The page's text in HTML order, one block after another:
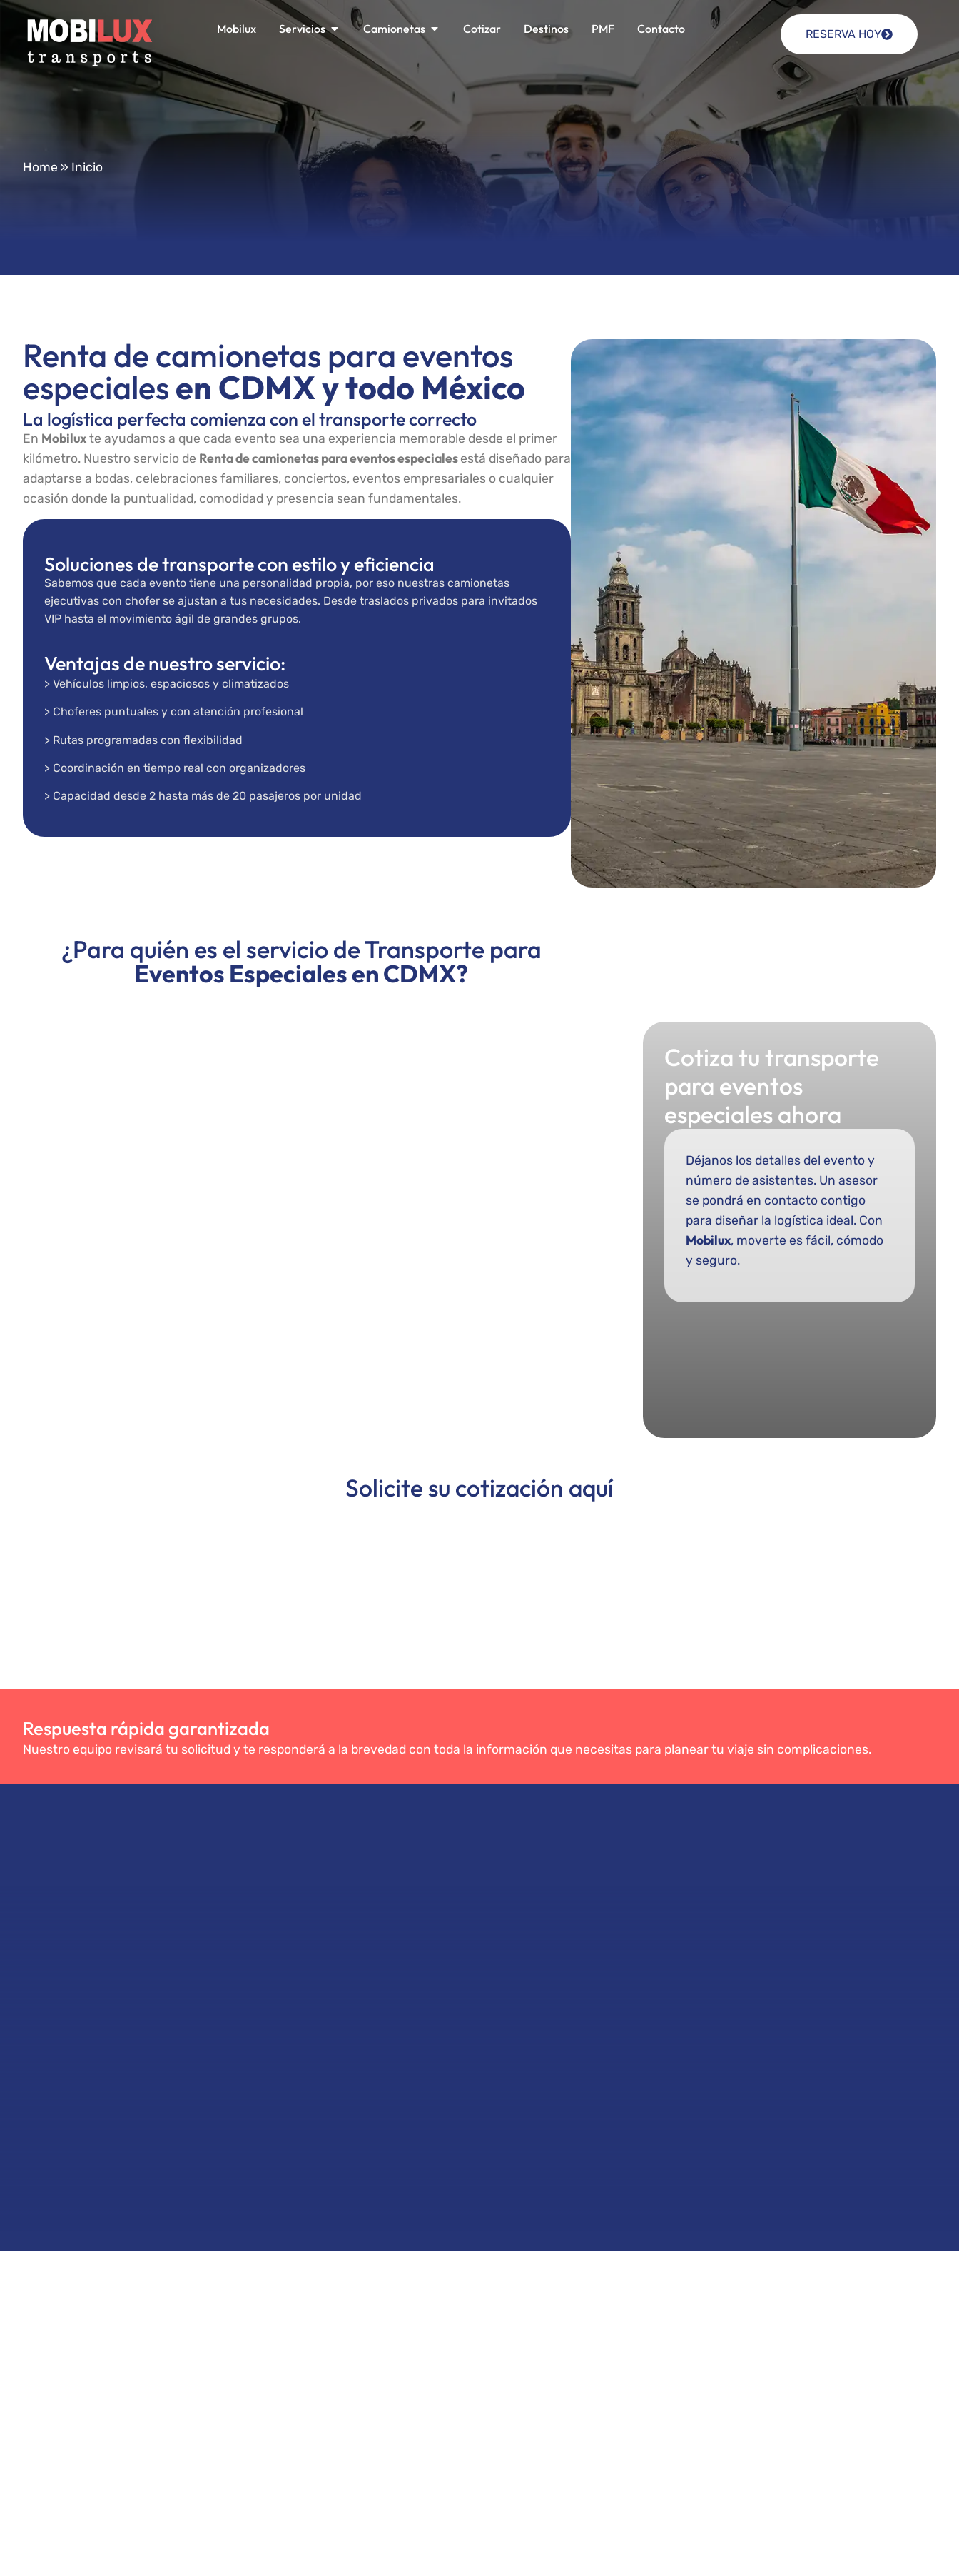
Mobilux Servicios Camionetas Cotizar Destinos PMF Contacto RESERVA HOY
Home » Inicio
Renta de camionetas para eventos
especialesen CDMX y todo México
La logística perfecta comienza con el transporte correcto
En Mobilux te ayudamos a que cada evento sea una experiencia memorable desde el primer
kilómetro. Nuestro servicio de Renta de camionetas para eventos especiales está diseñado para
adaptarse a bodas, celebraciones familiares, conciertos, eventos empresariales o cualquier
ocasión donde la puntualidad, comodidad y presencia sean fundamentales.
Soluciones de transporte con estilo y eficiencia
Sabemos que cada evento tiene una personalidad propia, por eso nuestras camionetas
ejecutivas con chofer se ajustan a tus necesidades. Desde traslados privados para invitados
VIP hasta el movimiento ágil de grandes grupos.
Ventajas de nuestro servicio:
> Vehículos limpios, espaciosos y climatizados
> Choferes puntuales y con atención profesional
> Rutas programadas con flexibilidad
> Coordinación en tiempo real con organizadores
> Capacidad desde 2 hasta más de 20 pasajeros por unidad
¿Para quién es el servicio de Transporte para
Eventos Especiales en CDMX?
Cotiza tu transporte
para eventos
especiales ahora
Déjanos los detalles del evento y
número de asistentes. Un asesor
se pondrá en contacto contigo
para diseñar la logística ideal. Con
Mobilux, moverte es fácil, cómodo
y seguro.
Solicite su cotización aquí
Respuesta rápida garantizada
Nuestro equipo revisará tu solicitud y te responderá a la brevedad con toda la información que necesitas para planear tu viaje sin complicaciones.